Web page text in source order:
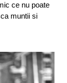
ce nu poate
muntii si